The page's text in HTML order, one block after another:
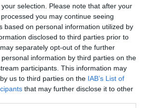
selection. Please note that after your
you may continue seeing
based on personal information utilized by
disclosed to third parties prior to
separately opt-out of the further
information by third parties on the
participants. This information may
us to third parties on the IAB’s List of
that may further disclose it to other
MAGADDAL EGY ŐSZI CSALÁDI
HÉTVÉGÉRE
írta Admin
alkalom egy családi wellness
a hétköznapokból.
nyugtató spa élmények és a közös